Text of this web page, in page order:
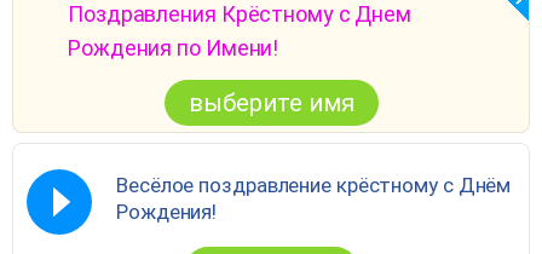
Поздравления Крёстному с Днем
Рождения по Имени!
выберите имя
Весёлое поздравление крёстному с Днём
Рождения!